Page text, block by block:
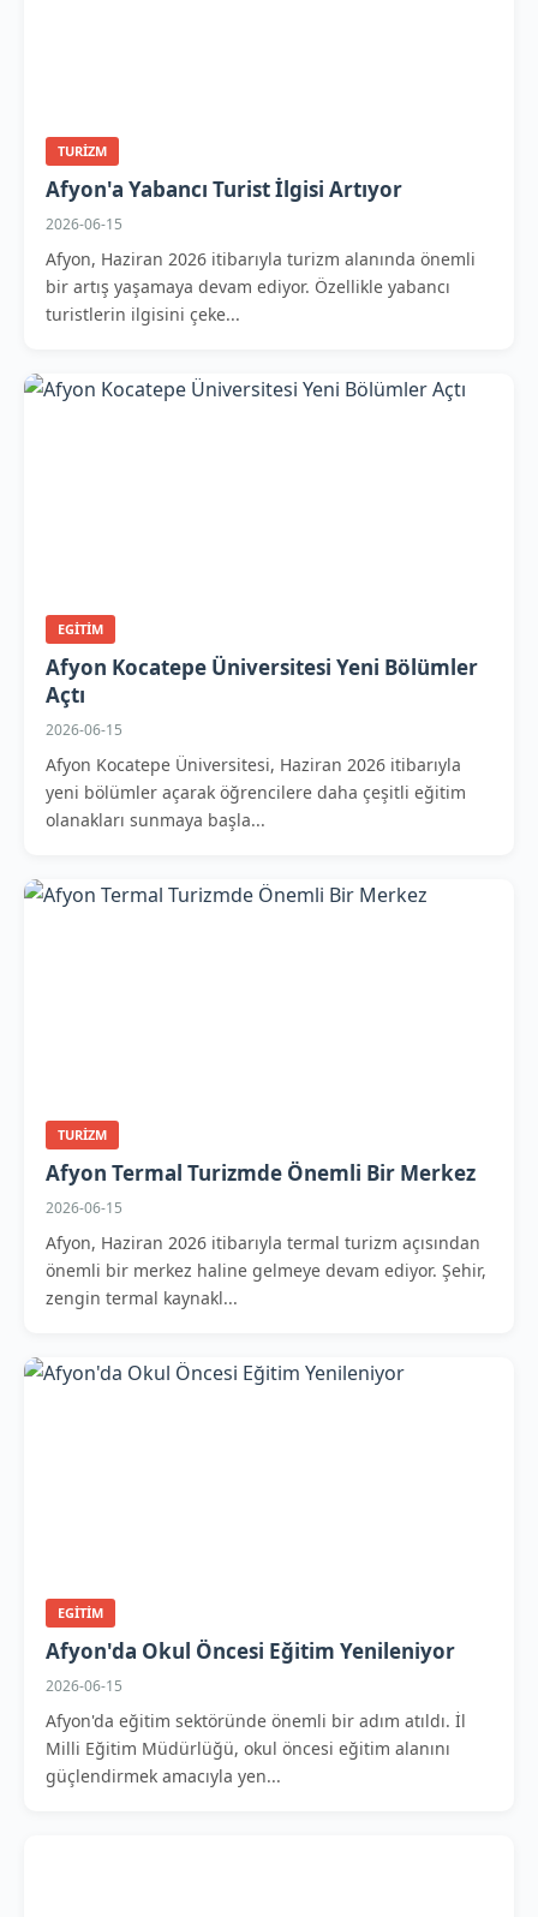
TURIZM
Afyon'a Yabancı Turist İlgisi Artıyor
2026-06-15
Afyon, Haziran 2026 itibarıyla turizm alanında önemli
bir artış yaşamaya devam ediyor. Özellikle yabancı
turistlerin ilgisini çeke...
EGITIM
Afyon Kocatepe Üniversitesi Yeni Bölümler
Açtı
2026-06-15
Afyon Kocatepe Üniversitesi, Haziran 2026 itibarıyla
yeni bölümler açarak öğrencilere daha çeşitli eğitim
olanakları sunmaya başla...
TURIZM
Afyon Termal Turizmde Önemli Bir Merkez
2026-06-15
Afyon, Haziran 2026 itibarıyla termal turizm açısından
önemli bir merkez haline gelmeye devam ediyor. Şehir,
zengin termal kaynakl...
EGITIM
Afyon'da Okul Öncesi Eğitim Yenileniyor
2026-06-15
Afyon'da eğitim sektöründe önemli bir adım atıldı. İl
Milli Eğitim Müdürlüğü, okul öncesi eğitim alanını
güçlendirmek amacıyla yen...